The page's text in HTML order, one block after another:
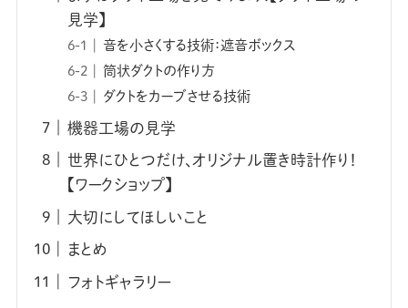
見学】
音を小さくする技術：遮音ボックス
筒状ダクトの作り方
ダクトをカーブさせる技術
機器工場の見学
世界にひとつだけ、オリジナル置き時計作り！
【ワークショップ】
大切にしてほしいこと
まとめ
フォトギャラリー